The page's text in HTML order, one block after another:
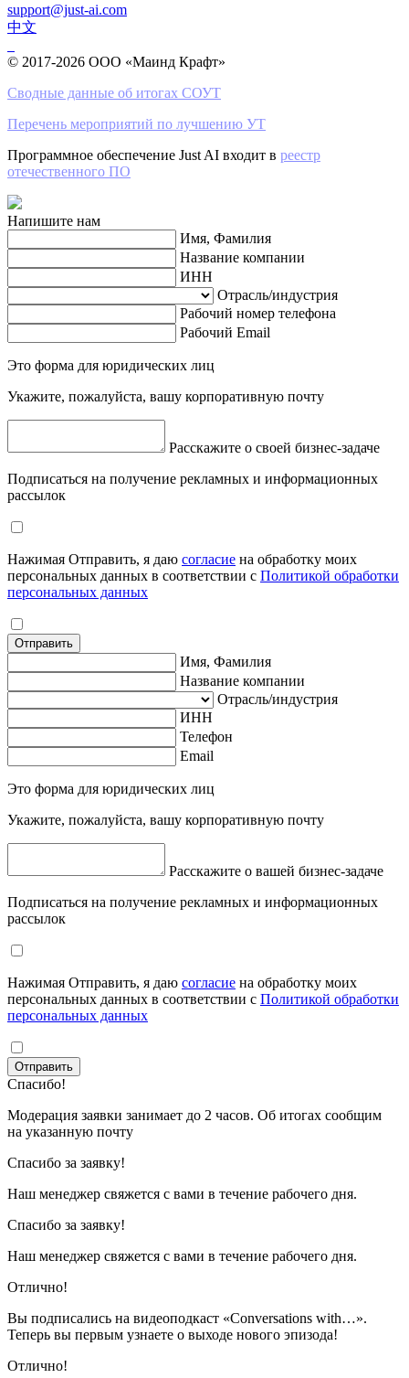
support@just-ai.com
中文
© 2017-2026 ООО «Маинд Крафт»
Сводные данные об итогах СОУТ
Перечень мероприятий по лучшению УТ
Программное обеспечение Just AI входит в реестр
отечественного ПО
Напишите нам
Имя, Фамилия
Название компании
ИНН
Отрасль/индустрия
Рабочий номер телефона
Рабочий Email
Это форма для юридических лиц
Укажите, пожалуйста, вашу корпоративную почту
Расскажите о своей бизнес-задаче
Подписаться на получение рекламных и информационных
рассылок
Нажимая Отправить, я даю согласие на обработку моих
персональных данных в соответствии с Политикой обработки
персональных данных
Отправить
Имя, Фамилия
Название компании
Отрасль/индустрия
ИНН
Телефон
Email
Это форма для юридических лиц
Укажите, пожалуйста, вашу корпоративную почту
Расскажите о вашей бизнес-задаче
Подписаться на получение рекламных и информационных
рассылок
Нажимая Отправить, я даю согласие на обработку моих
персональных данных в соответствии с Политикой обработки
персональных данных
Отправить
Спасибо!
Модерация заявки занимает до 2 часов. Об итогах сообщим
на указанную почту
Спасибо за заявку!
Наш менеджер свяжется с вами в течение рабочего дня.
Спасибо за заявку!
Наш менеджер свяжется с вами в течение рабочего дня.
Отлично!
Вы подписались на видеоподкаст «Conversations with…».
Теперь вы первым узнаете о выходе нового эпизода!
Отлично!